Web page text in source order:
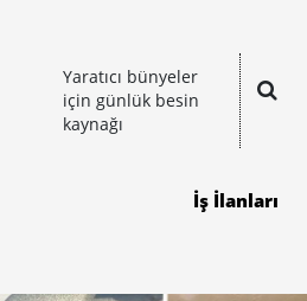
Yaratıcı bünyeler
için günlük besin
kaynağı
İş İlanları